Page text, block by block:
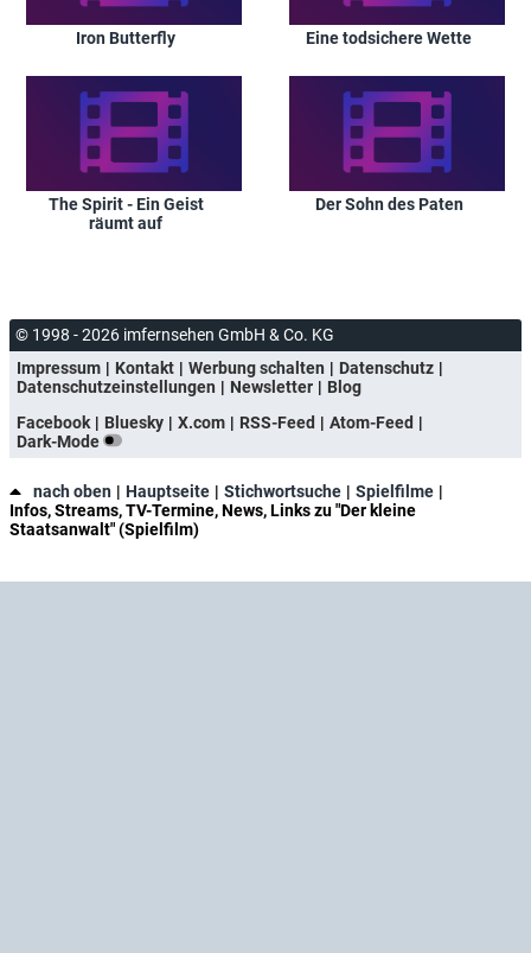
Iron Butterfly Eine todsichere Wette
The Spirit - Ein Geist
räumt auf
Der Sohn des Paten
© 1998 - 2026 imfernsehen GmbH & Co. KG
Impressum
Kontakt Werbung schalten
Datenschutz
Datenschutzeinstellungen
Newsletter
Blog
Facebook
Bluesky X.com RSS-Feed
Atom-Feed
Dark-Mode
nach oben Hauptseite Stichwortsuche
Spielfilme
Infos, Streams, TV-Termine, News, Links zu "Der kleine
Staatsanwalt" (Spielfilm)